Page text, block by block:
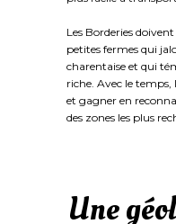
Les Borderies
petites fermes qui
charentaise et qui
riche. Avec le
et gagner en
des zones les plus
Une